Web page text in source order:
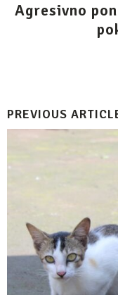
Agresivno
PREVIOUS